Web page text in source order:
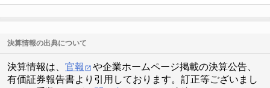
決算情報の出典について
決算情報は、 官報
や企業ホームページ掲載の決算公告、
有価証券報告書より引用しております。訂正等ございまし